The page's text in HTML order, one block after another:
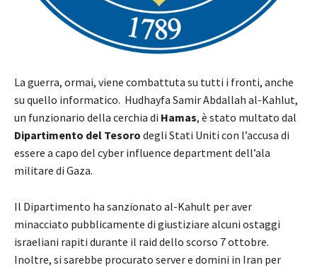
La guerra, ormai, viene combattuta su tutti i fronti, anche
su quello informatico. Hudhayfa Samir Abdallah al-Kahlut,
un funzionario della cerchia di Hamas, è stato multato dal
Dipartimento del Tesoro degli Stati Uniti con l’accusa di
essere a capo del cyber influence department dell’ala
militare di Gaza.
Il Dipartimento ha sanzionato al-Kahult per aver
minacciato pubblicamente di giustiziare alcuni ostaggi
israeliani rapiti durante il raid dello scorso 7 ottobre.
Inoltre, si sarebbe procurato server e domini in Iran per